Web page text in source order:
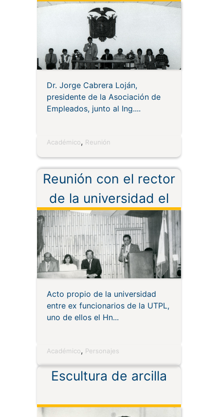
Empleados
Dr. Jorge Cabrera Loján,
presidente de la Asociación de
Empleados, junto al Ing.
Académico, Reunión
Reunión con el rector
de la universidad el
Ing. Max Torres y
demás autoridades
Acto propio de la universidad
entre ex funcionarios de la UTPL,
uno de ellos el Hn
Académico, Personajes
Escultura de arcilla